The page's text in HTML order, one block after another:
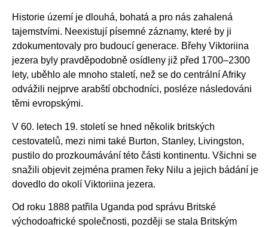
Historie území je dlouhá, bohatá a pro nás zahalená
tajemstvími. Neexistují písemné záznamy, které by ji
zdokumentovaly pro budoucí generace. Břehy Viktoriina
jezera byly pravděpodobně osídleny již před 1700–2300
lety, uběhlo ale mnoho staletí, než se do centrální Afriky
odvážili nejprve arabští obchodníci, posléze následováni
těmi evropskými.
V 60. letech 19. století se hned několik britských
cestovatelů, mezi nimi také Burton, Stanley, Livingston,
pustilo do prozkoumávání této části kontinentu. Všichni se
snažili objevit zejména pramen řeky Nilu a jejich bádání je
dovedlo do okolí Viktoriina jezera.
Od roku 1888 patřila Uganda pod správu Britské
východoafrické společnosti, později se stala Britským